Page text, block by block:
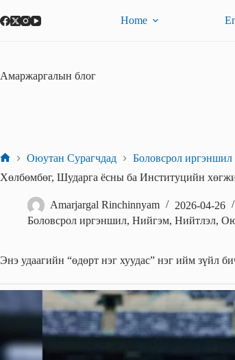
to
content
Home
Амаржаргалын блог
Оюутан Сурагчдад Боловсрол иргэншил
Хөлбөмбөг, Шударга ёсны ба Институцийн
Amarjargal Rinchinnyam
2026-04-26
Боловсрол иргэншил, Нийгэм, Нийтлэл,
Энэ удаагийн “өдөрт нэг хуудас” нэг ийм зүйл